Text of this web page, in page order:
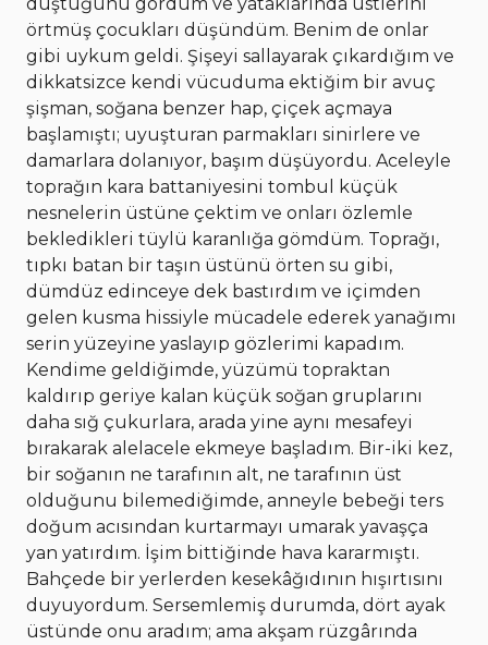
örtmüş çocukları düşündüm. Benim de onlar
gibi uykum geldi. Şişeyi sallayarak çıkardığım ve
dikkatsizce kendi vücuduma ektiğim bir avuç
şişman, soğana benzer hap, çiçek açmaya
başlamıştı; uyuşturan parmakları sinirlere ve
damarlara dolanıyor, başım düşüyordu. Aceleyle
toprağın kara battaniyesini tombul küçük
nesnelerin üstüne çektim ve onları özlemle
bekledikleri tüylü karanlığa gömdüm. Toprağı,
tıpkı batan bir taşın üstünü örten su gibi,
dümdüz edinceye dek bastırdım ve içimden
gelen kusma hissiyle mücadele ederek yanağımı
serin yüzeyine yaslayıp gözlerimi kapadım.
Kendime geldiğimde, yüzümü topraktan
kaldırıp geriye kalan küçük soğan gruplarını
daha sığ çukurlara, arada yine aynı mesafeyi
bırakarak alelacele ekmeye başladım. Bir-iki kez,
bir soğanın ne tarafının alt, ne tarafının üst
olduğunu bilemediğimde, anneyle bebeği ters
doğum acısından kurtarmayı umarak yavaşça
yan yatırdım. İşim bittiğinde hava kararmıştı.
Bahçede bir yerlerden kesekâğıdının hışırtısını
duyuyordum. Sersemlemiş durumda, dört ayak
üstünde onu aradım; ama akşam rüzgârında